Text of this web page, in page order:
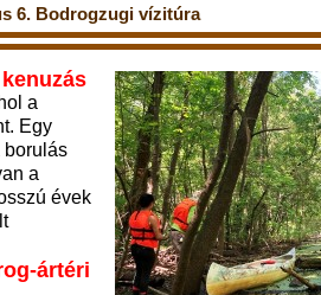
6. Bodrogzugi vízitúra
a
Egy
borulás
a
évek
ártéri